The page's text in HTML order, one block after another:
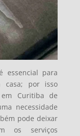
essencial para
casa; por isso
Curitiba de
necessidade
pode deixar
os serviços